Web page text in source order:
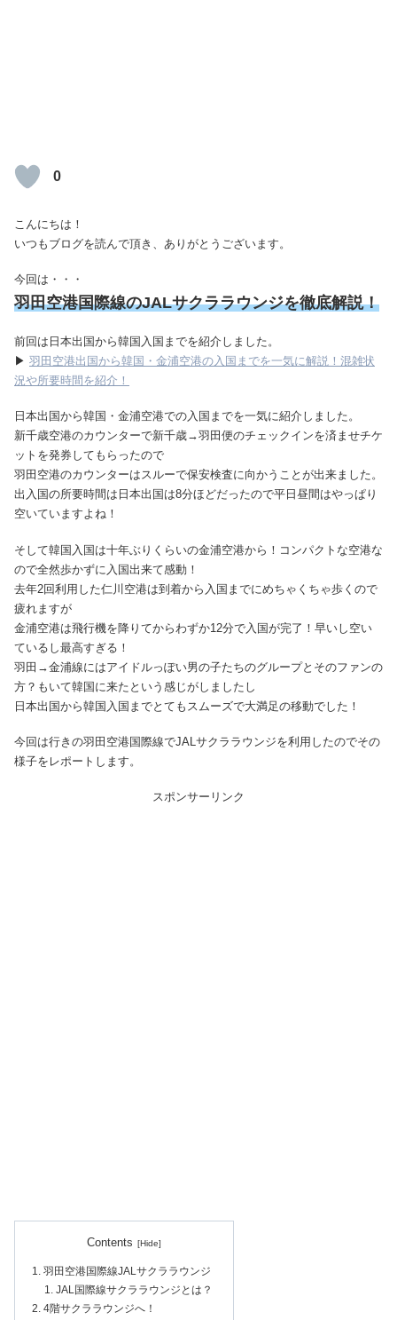
0
こんにちは！
いつもブログを読んで頂き、ありがとうございます。
今回は・・・
羽田空港国際線のJALサクララウンジを徹底解説！
前回は日本出国から韓国入国までを紹介しました。
▶ 羽田空港出国から韓国・金浦空港の入国までを一気に解説！混雑状
況や所要時間を紹介！
日本出国から韓国・金浦空港での入国までを一気に紹介しました。
新千歳空港のカウンターで新千歳→羽田便のチェックインを済ませチケ
ットを発券してもらったので
羽田空港のカウンターはスルーで保安検査に向かうことが出来ました。
出入国の所要時間は日本出国は8分ほどだったので平日昼間はやっぱり
空いていますよね！
そして韓国入国は十年ぶりくらいの金浦空港から！コンパクトな空港な
ので全然歩かずに入国出来て感動！
去年2回利用した仁川空港は到着から入国までにめちゃくちゃ歩くので
疲れますが
金浦空港は飛行機を降りてからわずか12分で入国が完了！早いし空い
ているし最高すぎる！
羽田→金浦線にはアイドルっぽい男の子たちのグループとそのファンの
方？もいて韓国に来たという感じがしましたし
日本出国から韓国入国までとてもスムーズで大満足の移動でした！
今回は行きの羽田空港国際線でJALサクララウンジを利用したのでその
様子をレポートします。
スポンサーリンク
Contents
羽田空港国際線JALサクララウンジ
JAL国際線サクララウンジとは？
4階サクララウンジへ！